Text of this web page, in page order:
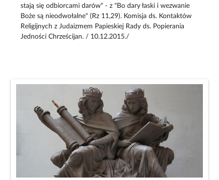
stają się odbiorcami darów" - z "Bo dary łaski i wezwanie
Boże są nieodwołalne" (Rz 11,29). Komisja ds. Kontaktów
Religijnych z Judaizmem Papieskiej Rady ds. Popierania
Jedności Chrześcijan. / 10.12.2015./